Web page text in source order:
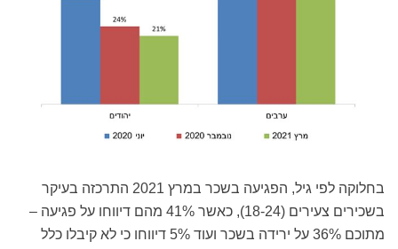
בחלוקה לפי גיל, הפגיעה בשכר במרץ 2021 התרכזה בעיקר
בשכירים צעירים (18-24), כאשר 41% מהם דיווחו על פגיעה –
מתוכם 36% על ירידה בשכר ועוד 5% דיווחו כי לא קיבלו כלל